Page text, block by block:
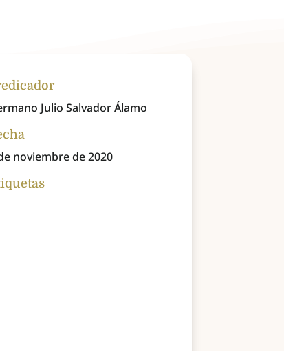
Julio Salvador Álamo
noviembre de 2020